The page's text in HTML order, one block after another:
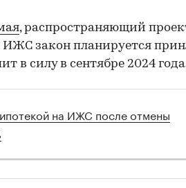
, распространяющий
закон планируется
в силу в сентябре 2024
на ИЖС после отмены